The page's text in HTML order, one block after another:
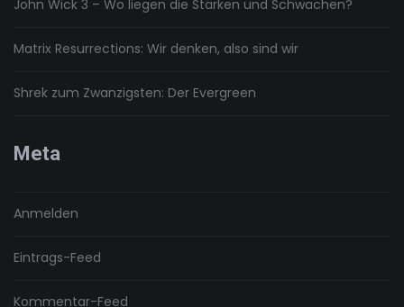
John Wick 3 – Wo liegen die Stärken und Schwächen?
Matrix Resurrections: Wir denken, also sind wir
Shrek zum Zwanzigsten: Der Evergreen
Meta
Anmelden
Eintrags-Feed
Kommentar-Feed